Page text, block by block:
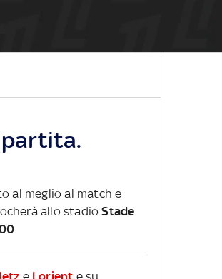
partita.
al meglio al match e
allo stadioStade
e Lorient e su